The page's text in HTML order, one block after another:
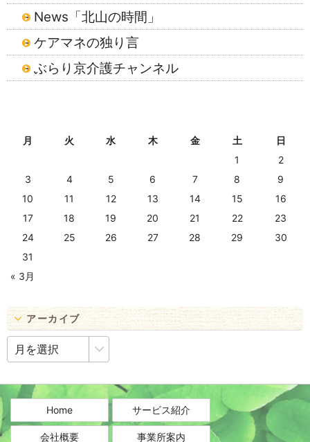
News「北山の時間」
ケアマネの独り言
ぶらり京介護チャンネル
月 火 水 木 金 土
日
1
2
3
4 5 6 7 8
9
10
11 12 13 14 15
16
17
18 19 20 21 22
23
24
25 26 27 28 29
30
31
« 3月
アーカイブ
ア
ー
カ
ブ
Home
サービス紹介
会社概要 事業所案内